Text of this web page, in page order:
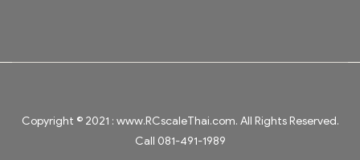
Copyright © 2021 : www.RCscaleThai.com. All Rights Reserved.
Call 081-491-1989